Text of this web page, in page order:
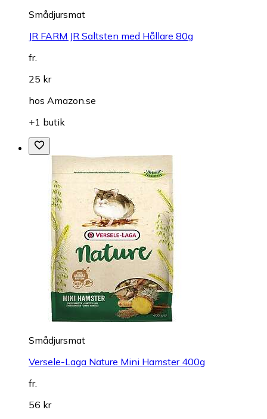
Smådjursmat
JR FARM JR Saltsten med Hållare 80g
fr.
25 kr
hos Amazon.se
+1 butik
Smådjursmat
Versele-Laga Nature Mini Hamster 400g
fr.
56 kr